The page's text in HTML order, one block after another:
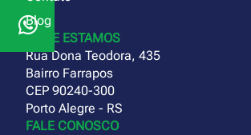
Blog
ONDE ESTAMOS
Rua Dona Teodora, 435
Bairro Farrapos
CEP 90240-300
Porto Alegre - RS
FALE CONOSCO